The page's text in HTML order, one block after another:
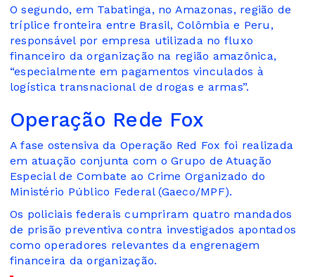
O segundo, em Tabatinga, no Amazonas, região de
tríplice fronteira entre Brasil, Colômbia e Peru,
responsável por empresa utilizada no fluxo
financeiro da organização na região amazônica,
“especialmente em pagamentos vinculados à
logística transnacional de drogas e armas”.
Operação Rede Fox
A fase ostensiva da Operação Red Fox foi realizada
em atuação conjunta com o Grupo de Atuação
Especial de Combate ao Crime Organizado do
Ministério Público Federal (Gaeco/MPF).
Os policiais federais cumpriram quatro mandados
de prisão preventiva contra investigados apontados
como operadores relevantes da engrenagem
financeira da organização.